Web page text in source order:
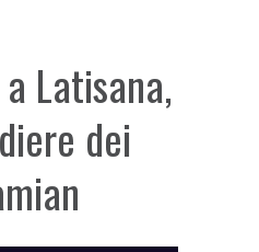
Latisana,
dei